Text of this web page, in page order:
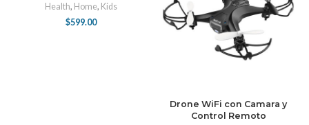
Health, Home, Kids
$599.00
Drone WiFi con Camara y
Control Remoto